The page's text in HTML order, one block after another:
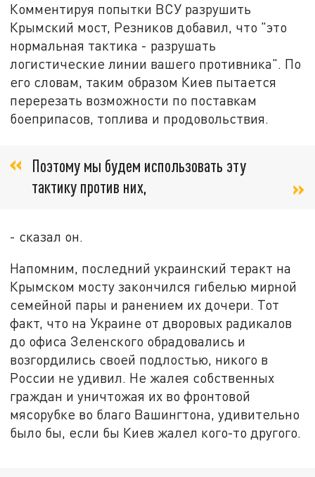
Комментируя попытки ВСУ разрушить
Крымский мост, Резников добавил, что "это
нормальная тактика - разрушать
логистические линии вашего противника". По
его словам, таким образом Киев пытается
перерезать возможности по поставкам
боеприпасов, топлива и продовольствия.
Поэтому мы будем использовать эту
тактику против них,
- сказал он.
Напомним, последний украинский теракт на
Крымском мосту закончился гибелью мирной
семейной пары и ранением их дочери. Тот
факт, что на Украине от дворовых радикалов
до офиса Зеленского обрадовались и
возгордились своей подлостью, никого в
России не удивил. Не жалея собственных
граждан и уничтожая их во фронтовой
мясорубке во благо Вашингтона, удивительно
было бы, если бы Киев жалел кого-то другого.